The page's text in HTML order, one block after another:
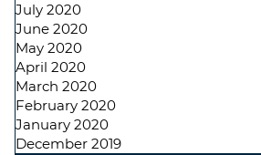
July 2020
June 2020
May 2020
April 2020
March 2020
February 2020
January 2020
December 2019